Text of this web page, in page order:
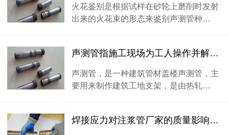
火花鉴别是根据试样在砂轮上磨削时发射
出来的火花束的形态来鉴别声测管种…
声测管指施工现场为工人操作并解决垂直和水平运输而搭设的各种支架
声测管，是一种建筑管材盖楼声测管，主
要用来制作建筑工地支架，是由热轧…
焊接应力对注浆管厂家的质量影响很小